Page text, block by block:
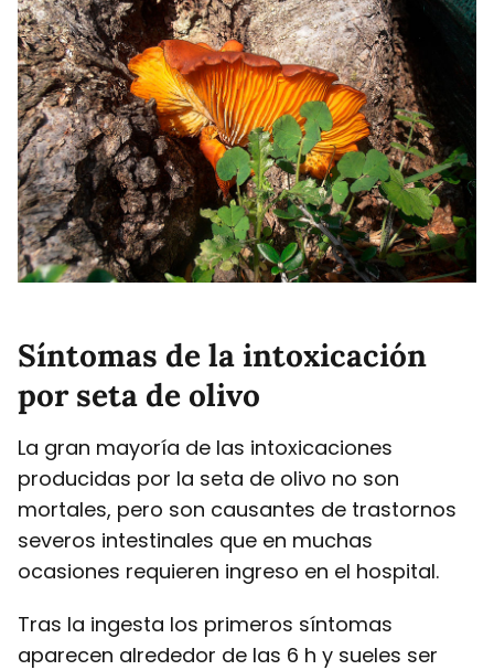
Síntomas de la intoxicación
por seta de olivo
La gran mayoría de las intoxicaciones
producidas por la seta de olivo no son
mortales, pero son causantes de trastornos
severos intestinales que en muchas
ocasiones requieren ingreso en el hospital.
Tras la ingesta los primeros síntomas
aparecen alrededor de las 6 h y sueles ser